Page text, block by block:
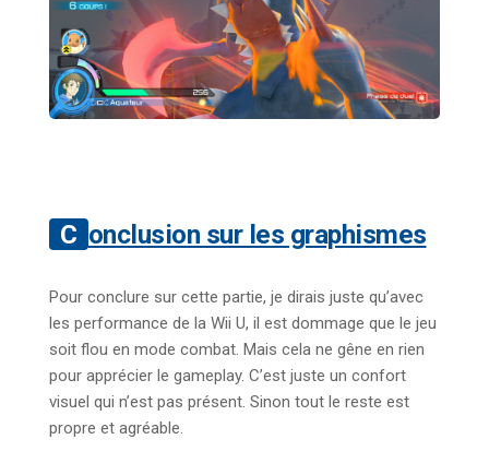
Conclusion sur les graphismes
Pour conclure sur cette partie, je dirais juste qu’avec
les performance de la Wii U, il est dommage que le jeu
soit flou en mode combat. Mais cela ne gêne en rien
pour apprécier le gameplay. C’est juste un confort
visuel qui n’est pas présent. Sinon tout le reste est
propre et agréable.